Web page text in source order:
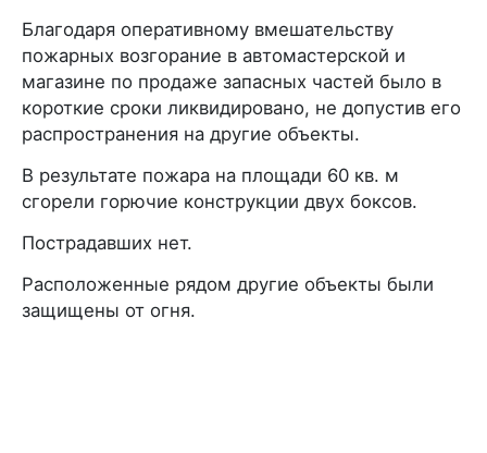
Благодаря оперативному вмешательству
пожарных возгорание в автомастерской и
магазине по продаже запасных частей было в
короткие сроки ликвидировано, не допустив его
распространения на другие объекты.
В результате пожара на площади 60 кв. м
сгорели горючие конструкции двух боксов.
Пострадавших нет.
Расположенные рядом другие объекты были
защищены от огня.